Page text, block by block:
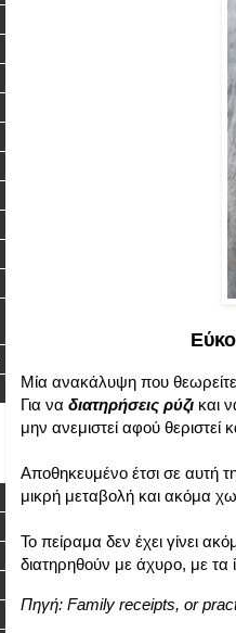
Μία ανακάλυψη που θεωρείτε
Για να διατηρήσεις ρύζι και
μην ανεμιστεί αφού
Αποθηκευμένο έτσι σε αυτή
μικρή μεταβολή και ακόμα
Το πείραμα δεν έχει γίνει
διατηρηθούν με άχυρο, με τα
Πηγή: Family receipts, or